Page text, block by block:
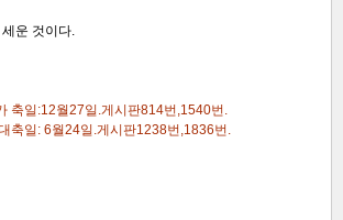
운 것이다.
축일:12월27일.게시판814번,1540번.
축일: 6월24일.게시판1238번,1836번.